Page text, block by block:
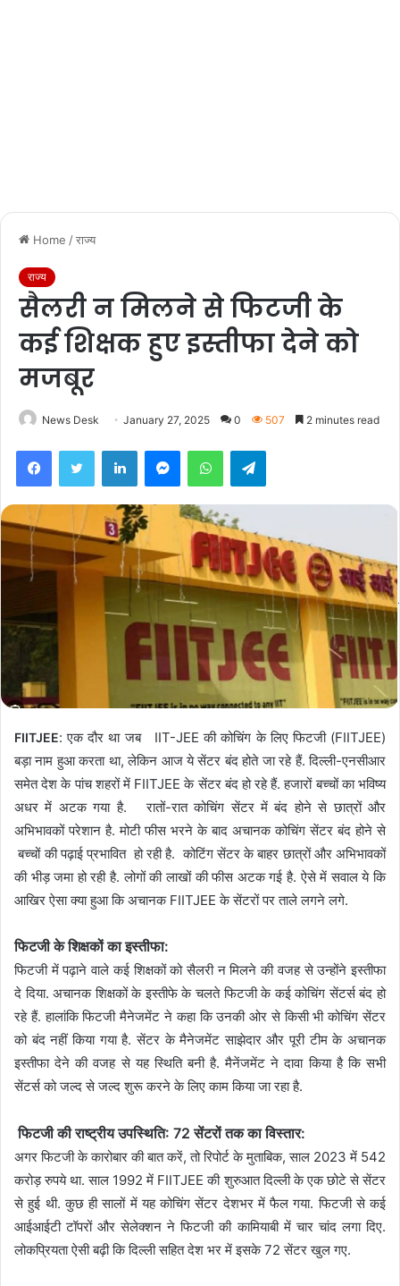
Home /राज्य
राज्य
सैलरी न मिलने से फिटजी के
कई शिक्षक हुए इस्तीफा देने को
मजबूर
News Desk January 27, 2025 0 507 2 minutes read
FIITJEE: एक दौर था जब IIT-JEE की कोचिंग के लिए फिटजी (FIITJEE)
बड़ा नाम हुआ करता था, लेकिन आज ये सेंटर बंद होते जा रहे हैं. दिल्ली-एनसीआर
समेत देश के पांच शहरों में FIITJEE के सेंटर बंद हो रहे हैं. हजारों बच्चों का भविष्य
अधर में अटक गया है. रातों-रात कोचिंग सेंटर में बंद होने से छात्रों और
अभिभावकों परेशान है. मोटी फीस भरने के बाद अचानक कोचिंग सेंटर बंद होने से
बच्चों की पढ़ाई प्रभावित हो रही है. कोटिंग सेंटर के बाहर छात्रों और अभिभावकों
की भीड़ जमा हो रही है. लोगों की लाखों की फीस अटक गई है. ऐसे में सवाल ये कि
आखिर ऐसा क्या हुआ कि अचानक FIITJEE के सेंटरों पर ताले लगने लगे.
फिटजी के शिक्षकों का इस्तीफा:
फिटजी में पढ़ाने वाले कई शिक्षकों को सैलरी न मिलने की वजह से उन्होंने इस्तीफा
दे दिया. अचानक शिक्षकों के इस्तीफे के चलते फिटजी के कई कोचिंग सेंटर्स बंद हो
रहे हैं. हालांकि फिटजी मैनेजमेंट ने कहा कि उनकी ओर से किसी भी कोचिंग सेंटर
को बंद नहीं किया गया है. सेंटर के मैनेजमेंट साझेदार और पूरी टीम के अचानक
इस्तीफा देने की वजह से यह स्थिति बनी है. मैनेंजमेंट ने दावा किया है कि सभी
सेंटर्स को जल्द से जल्द शुरू करने के लिए काम किया जा रहा है.
फिटजी की राष्ट्रीय उपस्थिति: 72 सेंटरों तक का विस्तार:
अगर फिटजी के कारोबार की बात करें, तो रिपोर्ट के मुताबिक, साल 2023 में 542
करोड़ रुपये था. साल 1992 में FIITJEE की शुरुआत दिल्ली के एक छोटे से सेंटर
से हुई थी. कुछ ही सालों में यह कोचिंग सेंटर देशभर में फैल गया. फिटजी से कई
आईआईटी टॉपरों और सेलेक्शन ने फिटजी की कामियाबी में चार चांद लगा दिए.
लोकप्रियता ऐसी बढ़ी कि दिल्ली सहित देश भर में इसके 72 सेंटर खुल गए.